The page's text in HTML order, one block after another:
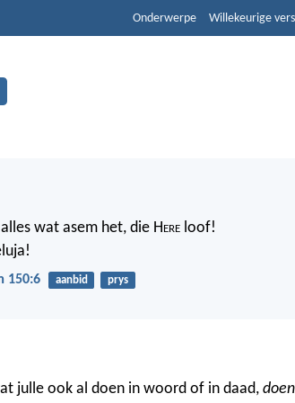
Onderwerpe Willekeurige vers
wat asem het, die Here loof!
150:6 aanbid prys
julle ook al doen in woord of in daad, doen